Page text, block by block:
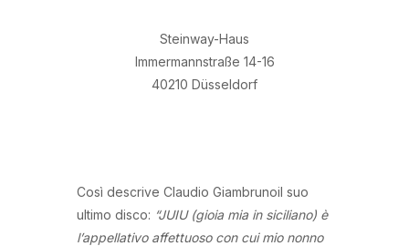
Steinway-Haus
Immermannstraße 14-16
40210 Düsseldorf
Così descrive Claudio Giambrunoil suo
ultimo disco: “JUIU (gioia mia in siciliano) è
l’appellativo affettuoso con cui mio nonno